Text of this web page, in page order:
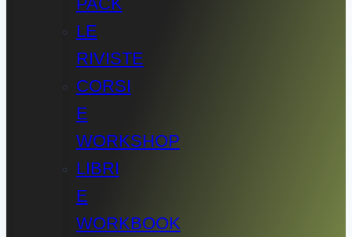
LE
RIVISTE
CORSI
E
WORKSHOP
LIBRI
E
WORKBOOK